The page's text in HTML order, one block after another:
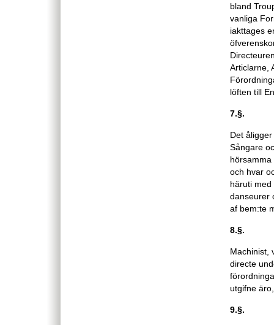
bland
vanliga
iakttages
Articlarne,
löften till
7.§.
Det
Sångare
och hvar
häruti
danseurer
af bem:te
8.§.
Machinist,
directe
utgifne
9.§.